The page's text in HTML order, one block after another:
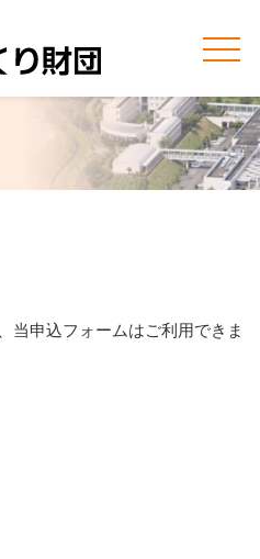
当申込フォームはご利用できま